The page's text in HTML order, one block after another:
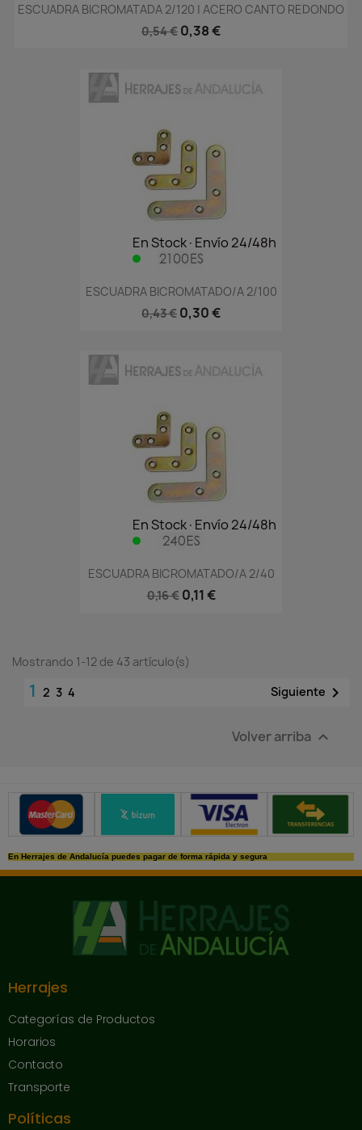
ESCUADRA BICROMATADA 2/120 | ACERO CANTO REDONDO
0,54 € 0,38 €
En Stock·Envío 24/48h
ESCUADRA BICROMATADO/A 2/100
0,43 € 0,30 €
En Stock·Envío 24/48h
ESCUADRA BICROMATADO/A 2/40
0,16 € 0,11 €
Mostrando 1-12 de 43 artículo(s)
1 2 3 4 Siguiente 
Volver arriba 
Métodos de pago seguros
En Herrajes de Andalucía puedes pagar de forma rápida y segura
Herrajes
Categorías de Productos
Horarios
Contacto
Transporte
Políticas